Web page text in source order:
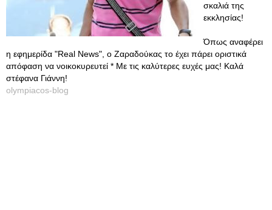
σκαλιά της
εκκλησίας!
Όπως αναφέρει
η εφημερίδα "Real News", ο Ζαραδούκας το έχει πάρει οριστικά
απόφαση να νοικοκυρευτεί * Με τις καλύτερες ευχές μας! Καλά
στέφανα Γιάννη!
olympiacos-blog